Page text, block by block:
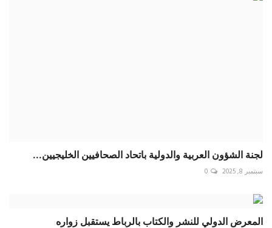
لجنة الشؤون العربية والدولية باتحاد الصحافيين الخليجيين...
سبتمبر 8, 2025 0
المعرض الدولي للنشر والكتاب بالرباط يستقبل زواره